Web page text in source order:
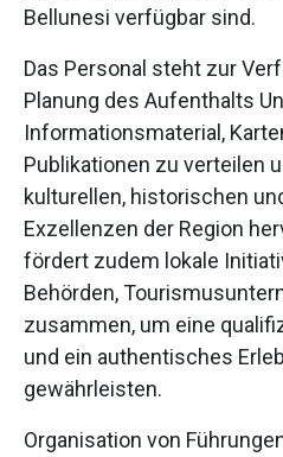
Bellunesi verfügbar sind.
Das Personal steht zur
Planung des Aufenthalts
Informationsmaterial,
Publikationen zu verteilen
kulturellen, historischen
Exzellenzen der Region
fördert zudem lokale
Behörden,
zusammen, um eine
und ein authentisches
gewährleisten.
Organisation von